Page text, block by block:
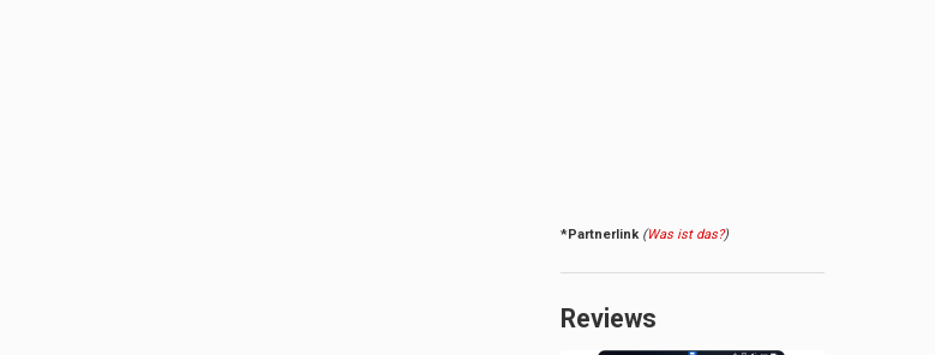
*Partnerlink (Was ist das?)
Reviews